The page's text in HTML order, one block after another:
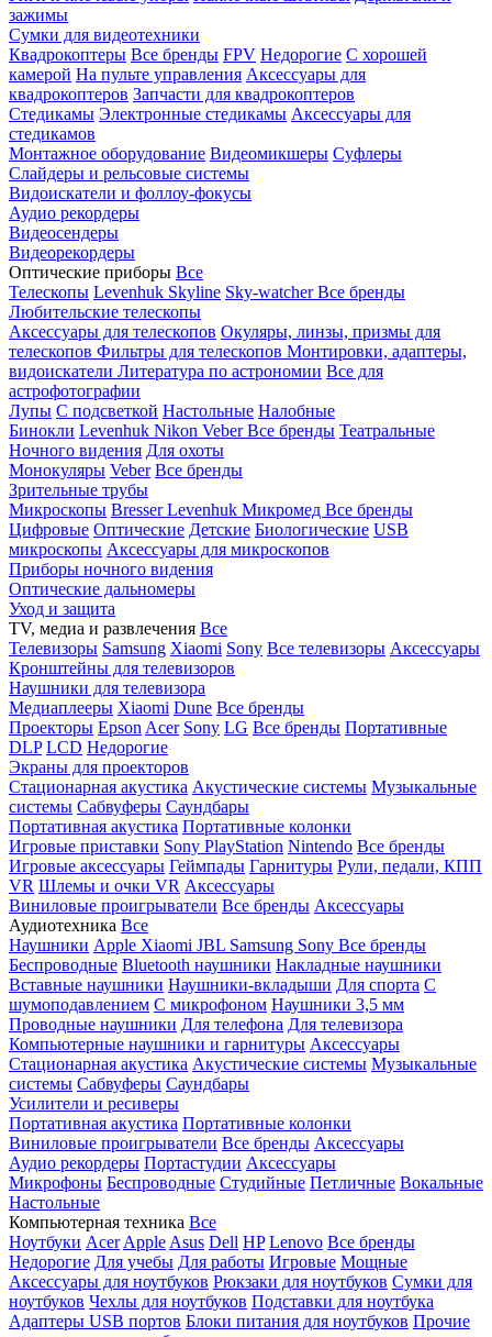
зажимы
Сумки для видеотехники
Квадрокоптеры Все бренды FPV Недорогие С хорошей
камерой На пульте управления Аксессуары для
квадрокоптеров Запчасти для квадрокоптеров
Стедикамы Электронные стедикамы Аксессуары для
стедикамов
Монтажное оборудование Видеомикшеры Суфлеры
Слайдеры и рельсовые системы
Видоискатели и фоллоу-фокусы
Аудио рекордеры
Видеосендеры
Видеорекордеры
Оптические приборы Все
Телескопы Levenhuk Skyline Sky-watcherВсе бренды
Любительские телескопы
Аксессуары для телескопов Окуляры, линзы, призмы для
телескопов Фильтры для телескопов Монтировки, адаптеры,
видоискатели Литература по астрономии Все для
астрофотографии
Лупы С подсветкой Настольные Налобные
Бинокли Levenhuk Nikon VeberВсе бренды Театральные
Ночного видения Для охоты
Монокуляры Veber Все бренды
Зрительные трубы
Микроскопы BresserLevenhuk Микромед Все бренды
Цифровые Оптические Детские Биологические USB
микроскопы Аксессуары для микроскопов
Приборы ночного видения
Оптические дальномеры
Уход и защита
TV, медиа и развлечения Все
Телевизоры Samsung Xiaomi Sony Все телевизоры Аксессуары
Кронштейны для телевизоров
Наушники для телевизора
Медиаплееры Xiaomi Dune Все бренды
Проекторы Epson Acer Sony LG Все бренды Портативные
DLP LCD Недорогие
Экраны для проекторов
Стационарная акустика Акустические системы Музыкальные
системы Сабвуферы Саундбары
Портативная акустика Портативные колонки
Игровые приставки Sony PlayStation Nintendo Все бренды
Игровые аксессуары Геймпады Гарнитуры Рули, педали, КПП
VR Шлемы и очки VR Аксессуары
Виниловые проигрыватели Все бренды Аксессуары
Аудиотехника Все
Наушники Apple Xiaomi JBL Samsung Sony Все бренды
Беспроводные Bluetooth наушники Накладные наушники
Вставные наушники Наушники-вкладыши Для спорта С
шумоподавлением С микрофоном Наушники 3,5 мм
Проводные наушники Для телефона Для телевизора
Компьютерные наушники и гарнитуры Аксессуары
Стационарная акустика Акустические системы Музыкальные
системы Сабвуферы Саундбары
Усилители и ресиверы
Портативная акустика Портативные колонки
Виниловые проигрыватели Все бренды Аксессуары
Аудио рекордеры Портастудии Аксессуары
Микрофоны Беспроводные Студийные Петличные Вокальные
Настольные
Компьютерная техника Все
Ноутбуки Acer Apple Asus Dell HP Lenovo Все бренды
Недорогие Для учебы Для работы Игровые Мощные
Аксессуары для ноутбуков Рюкзаки для ноутбуков Сумки для
ноутбуков Чехлы для ноутбуков Подставки для ноутбука
Адаптеры USB портов Блоки питания для ноутбуков Прочие